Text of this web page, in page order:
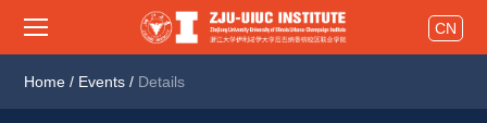
CN
Home / Events / Details